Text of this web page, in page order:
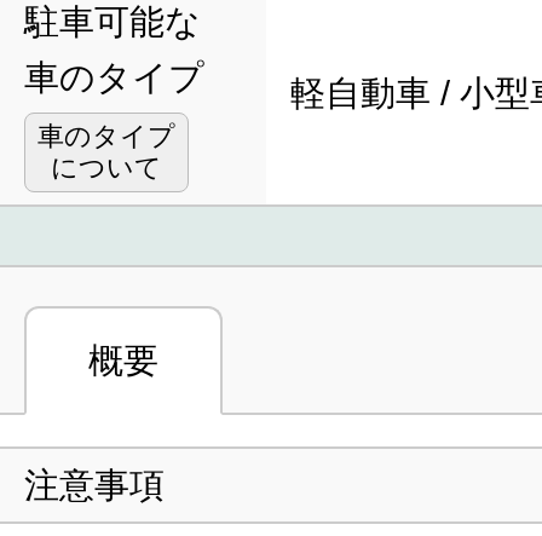
駐車可能な
車のタイプ
車のタイプ
について
軽自動車 / 小型
概要
注意事項